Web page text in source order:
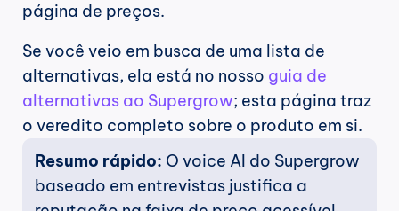
página de preços.
Se você veio em busca de uma lista de
alternativas, ela está no nosso guia de
alternativas ao Supergrow; esta página traz
o veredito completo sobre o produto em si.
Resumo rápido: O voice AI do Supergrow
baseado em entrevistas justifica a